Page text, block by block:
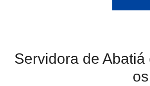
Servidora de